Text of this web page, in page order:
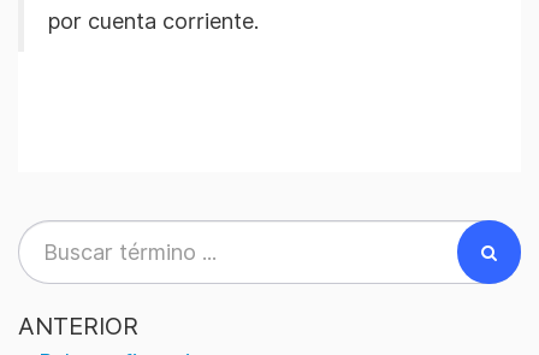
por cuenta corriente.
ANTERIOR